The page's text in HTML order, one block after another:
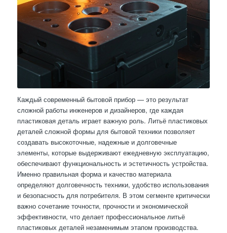
Каждый современный бытовой прибор — это результат
сложной работы инженеров и дизайнеров, где каждая
пластиковая деталь играет важную роль. Литьё пластиковых
деталей сложной формы для бытовой техники позволяет
создавать высокоточные, надежные и долговечные
элементы, которые выдерживают ежедневную эксплуатацию,
обеспечивают функциональность и эстетичность устройства.
Именно правильная форма и качество материала
определяют долговечность техники, удобство использования
и безопасность для потребителя. В этом сегменте критически
важно сочетание точности, прочности и экономической
эффективности, что делает профессиональное литьё
пластиковых деталей незаменимым этапом производства.